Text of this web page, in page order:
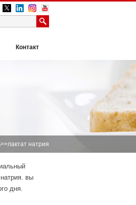
Контакт
>>лактат натрия
вы
дня.